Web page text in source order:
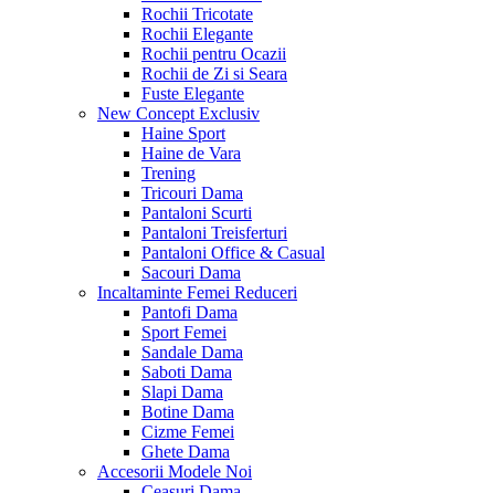
Rochii Tricotate
Rochii Elegante
Rochii pentru Ocazii
Rochii de Zi si Seara
Fuste Elegante
New Concept Exclusiv
Haine Sport
Haine de Vara
Trening
Tricouri Dama
Pantaloni Scurti
Pantaloni Treisferturi
Pantaloni Office & Casual
Sacouri Dama
Incaltaminte Femei Reduceri
Pantofi Dama
Sport Femei
Sandale Dama
Saboti Dama
Slapi Dama
Botine Dama
Cizme Femei
Ghete Dama
Accesorii Modele Noi